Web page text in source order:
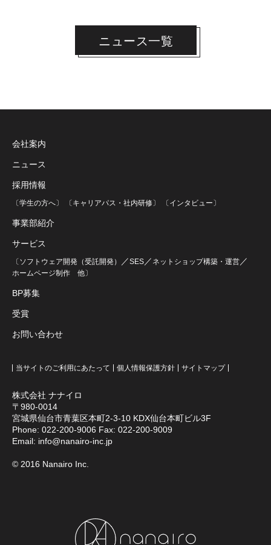
ニュース一覧
株式会社 ナナイロ
〒980-0014
宮城県仙台市青葉区本町2-3-10 KDX仙台本町ビル3F
Phone: 022-200-9006 Fax: 022-200-9009
Email: info@nanairo-inc.jp
© 2016 Nanairo Inc.
会社案内
ニュース
採用情報
〔学生の方へ〕 〔キャリアパス・社内研修〕 〔インタビュー〕
事業部紹介
サービス
〔ソフトウェア開発（受託開発） ／SES ／ ネットショップ構築・運営 ／
ホームページ制作 他〕
BP募集
受賞
お問い合わせ
当サイトのご利用にあたって 個人情報保護方針 サイトマップ